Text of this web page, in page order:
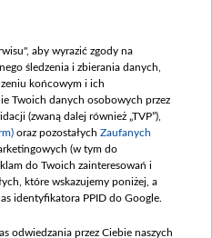
wewnętrznych
aby wyrazić zgody na
śledzenia i zbierania danych,
końcowym i ich
Twoich danych osobowych przez
(zwaną dalej również „TVP”),
oraz pozostałych Zaufanych
(w tym do
do Twoich zainteresowań i
które wskazujemy poniżej, a
identyfikatora PPID do Google.
odwiedzania przez Ciebie naszych